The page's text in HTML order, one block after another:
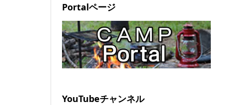
Portalページ
YouTubeチャンネル